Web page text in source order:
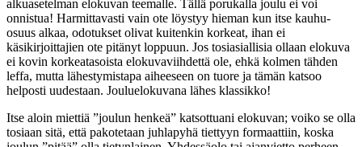
alkuasetelman elokuvan teemalle. Tällä porukalla joulu ei voi
onnistua! Harmittavasti vain ote löystyy hieman kun itse kauhu-
osuus alkaa, odotukset olivat kuitenkin korkeat, ihan ei
käsikirjoittajien ote pitänyt loppuun. Jos tosiasiallisia ollaan elokuva
ei kovin korkeatasoista elokuvaviihdettä ole, ehkä kolmen tähden
leffa, mutta lähestymistapa aiheeseen on tuore ja tämän katsoo
helposti uudestaan. Jouluelokuvana lähes klassikko!
Itse aloin miettiä ”joulun henkeä” katsottuani elokuvan; voiko se olla
tosiaan sitä, että pakotetaan juhlapyhä tiettyyn formaattiin, koska